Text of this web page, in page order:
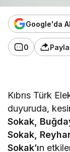
Google'da
0
Kıbrıs Türk
duyuruda,
Sokak,
Sokak,
Sokak’ın